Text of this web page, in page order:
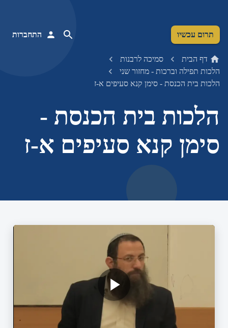
תרום עכשיו התחברות
דף הבית
סמיכה לרבנות
הלכות תפילה וברכות - מחזור שני
הלכות בית הכנסת - סימן קנא סעיפים א-ז
הלכות בית הכנסת -
סימן קנא סעיפים א-ז